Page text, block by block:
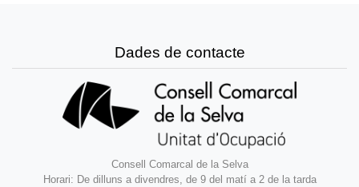
Dades de contacte
Consell Comarcal de la Selva
Horari: De dilluns a divendres, de 9 del matí a 2 de la tarda